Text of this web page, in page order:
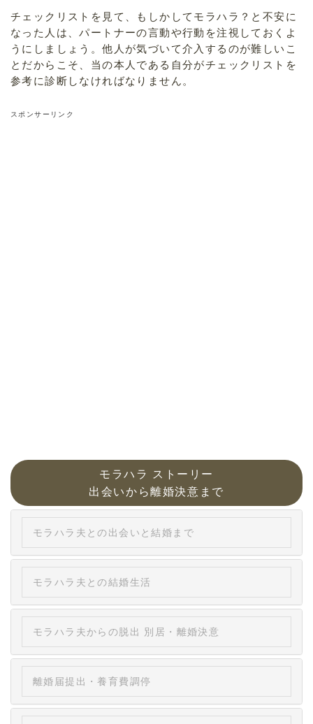
チェックリストを見て、もしかしてモラハラ？と不安に
なった人は、パートナーの言動や行動を注視しておくよ
うにしましょう。他人が気づいて介入するのが難しいこ
とだからこそ、当の本人である自分がチェックリストを
参考に診断しなければなりません。
スポンサーリンク
モラハラ ストーリー
出会いから離婚決意まで
モラハラ夫との出会いと結婚まで
モラハラ夫との結婚生活
モラハラ夫からの脱出 別居・離婚決意
離婚届提出・養育費調停